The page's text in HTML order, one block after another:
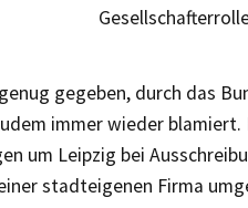
gegeben, durch das
immer wieder
um Leipzig bei
stadteigenen Firma